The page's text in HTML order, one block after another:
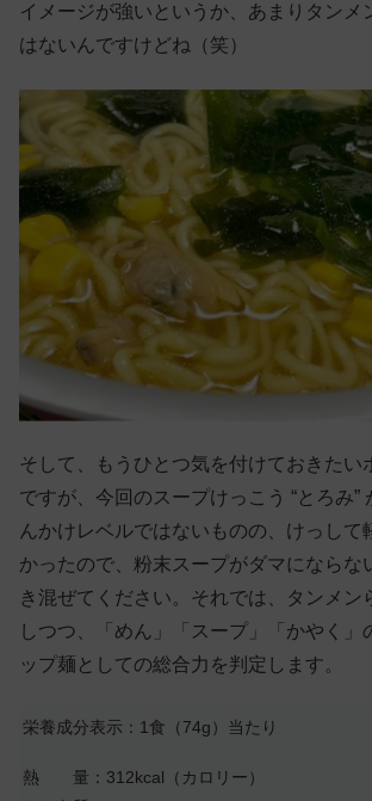
イメージが強いというか、あまりタンメ
はないんですけどね（笑）
そして、もうひとつ気を付けておきたい
ですが、今回のスープけっこう “とろみ”
んかけレベルではないものの、けっして
かったので、粉末スープがダマにならな
き混ぜてください。それでは、タンメン
しつつ、「めん」「スープ」「かやく」
ップ麺としての総合力を判定します。
栄養成分表示：1食（74g）当たり
熱 量：312kcal（カロリー）